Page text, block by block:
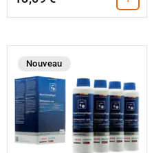
Nouveau